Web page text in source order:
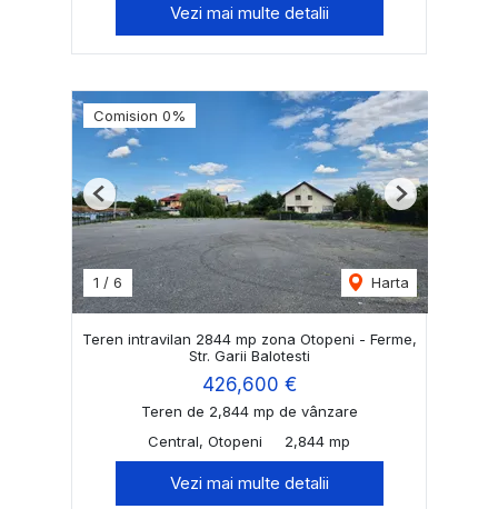
Vezi mai multe detalii
Comision 0%
1 / 6 Harta
Previous Next
Teren intravilan 2844 mp zona Otopeni - Ferme,
Str. Garii Balotesti
426,600 €
Teren de 2,844 mp de vânzare
Central, Otopeni
2,844 mp
Vezi mai multe detalii